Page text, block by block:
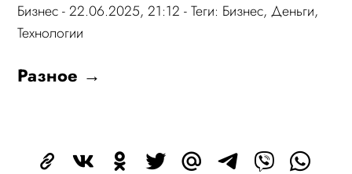
Бизнес- 22.06.2025, 21:12 - Теги: Бизнес,Деньги,
Технологии
Разное →